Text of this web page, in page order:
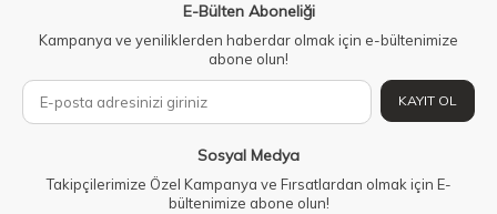
E-Bülten Aboneliği
Kampanya ve yeniliklerden haberdar olmak için e-bültenimize
abone olun!
KAYIT OL
Sosyal Medya
Takipçilerimize Özel Kampanya ve Fırsatlardan olmak için E-
bültenimize abone olun!